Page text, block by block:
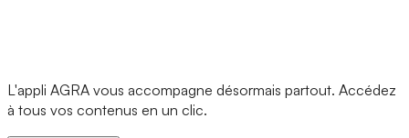
L'appli AGRA vous accompagne désormais partout. Accédez
à tous vos contenus en un clic.